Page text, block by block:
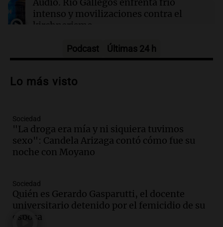
intenso y movilizaciones contra el
kirchnerismo
Audio.Debate en el Senado sobre
la soberanía digital en Argentina
Audio.
de semana helado y ciudadanos
marchan contra reforma de tierras
Panorama Federal
Audio.
El "Mono" de Kapanga
adelantó su show en Rosario.
Viva la Radio Rosario
Episodios
Podcast Últimas 24 h
Lo más visto
Sociedad
"La droga era mía y ni siquiera tuvimos
sexo": Candela Arizaga contó cómo fue su
noche con Moyano
Sociedad
Quién es Gerardo Gasparutti, el docente
universitario detenido por el femicidio de su
esposa